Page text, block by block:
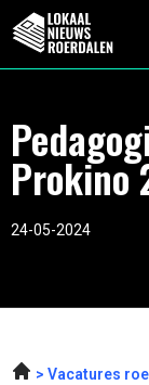
Prokino
24-05-2024
Vacatures